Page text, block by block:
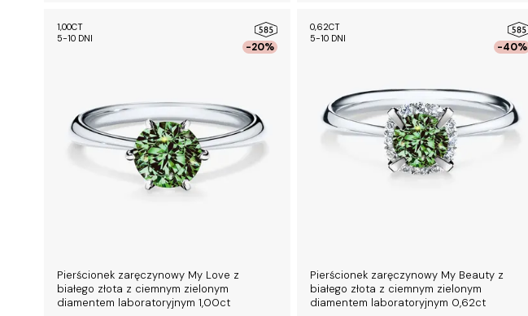
-20%
1,00CT
5-10 DNI
Pierścionek zaręczynowy My Love z
białego złota z ciemnym zielonym
diamentem laboratoryjnym 1,00ct
-40%
0,62CT
5-10 DNI
Pierścionek zaręczynowy My Beauty z
białego złota z ciemnym zielonym
diamentem laboratoryjnym 0,62ct